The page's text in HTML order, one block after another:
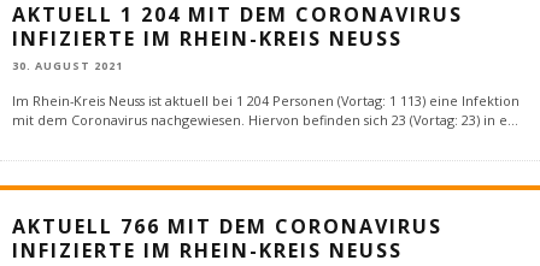
AKTUELL 1 204 MIT DEM CORONAVIRUS
INFIZIERTE IM RHEIN-KREIS NEUSS
30. AUGUST 2021
Im Rhein-Kreis Neuss ist aktuell bei 1 204 Personen (Vortag: 1 113) eine Infektion
mit dem Coronavirus nachgewiesen. Hiervon befinden sich 23 (Vortag: 23) in e...
AKTUELL 766 MIT DEM CORONAVIRUS
INFIZIERTE IM RHEIN-KREIS NEUSS